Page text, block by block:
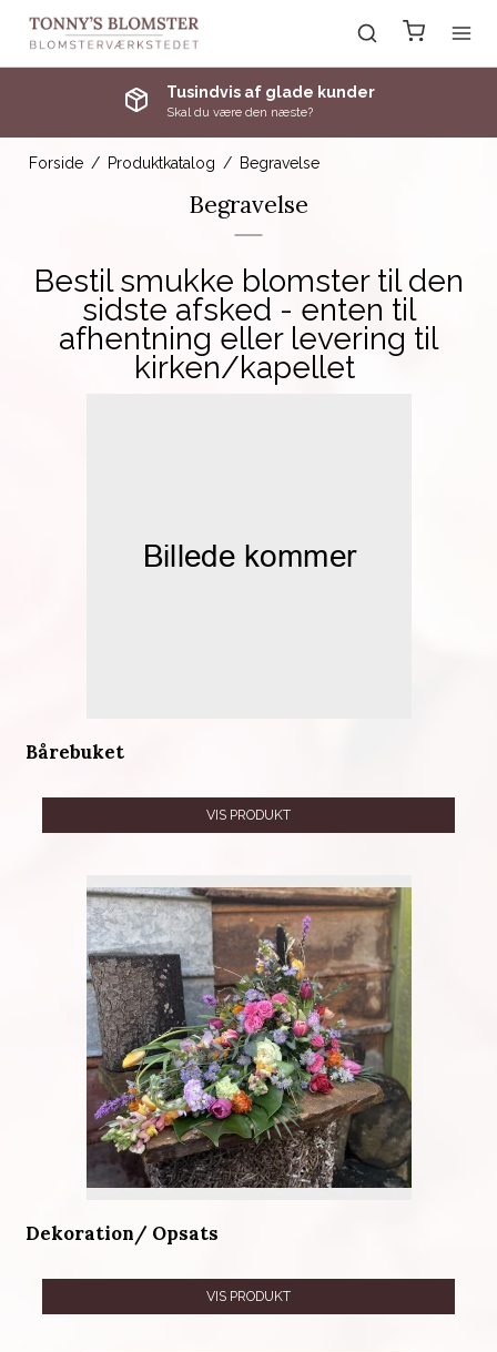
Beliggenhed i Skagen
I smukke omgivelser
Forside / Produktkatalog / Begravelse
Begravelse
Bestil smukke blomster til den
sidste afsked - enten til
afhentning eller levering til
kirken/kapellet
Bårebuket
VIS PRODUKT
Dekoration/ Opsats
VIS PRODUKT